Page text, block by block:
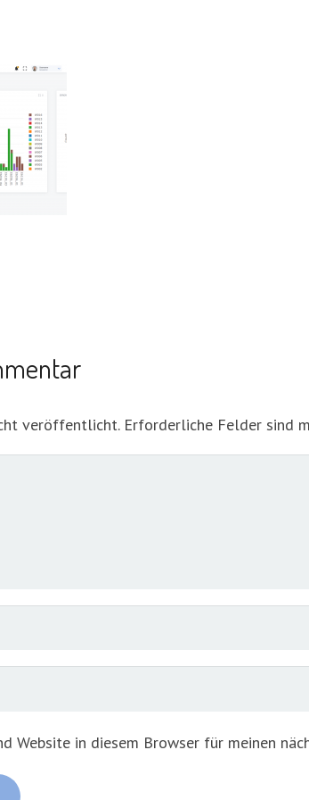
veröffentlicht. Erforderliche Felder sind
Website in diesem Browser für meinen